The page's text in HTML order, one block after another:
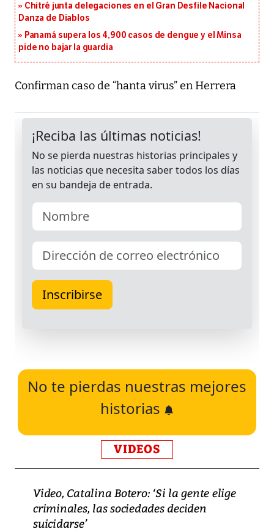
Chitré junta delegaciones en el Gran Desfile Nacional
Danza de Diablos
Panamá supera los 4,900 casos de dengue y el Minsa
pide no bajar la guardia
Confirman caso de “hanta virus” en Herrera
No te pierdas nuestras mejores
historias
VIDEOS
Video, Catalina Botero: ‘Si la gente elige
criminales, las sociedades deciden
suicidarse’